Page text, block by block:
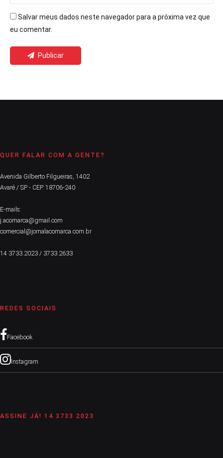
Salvar meus dados neste navegador para a próxima vez que
eu comentar.
Publicar
QUER FALAR COM A GENTE?
Avenida Gilberto Filgueiras, 1402
Avaré / SP - CEP. 18706-240
E-mails:
j.acomarca@gmail.com
comercial@jornalacomarca.com.br
14 3733.2023 / 3733.2633
REDES SOCIAIS
Facebook
Instagram
ASSINE JÁ! 14 3733 2023